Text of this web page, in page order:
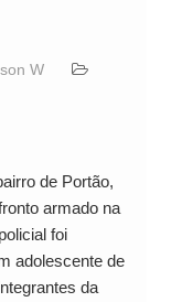
W
de Portão,
armado na
foi
adolescente de
da